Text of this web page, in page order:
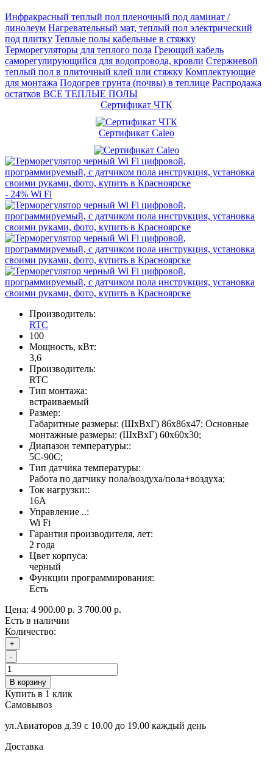
Инфракрасный теплый пол пленочный под ламинат /
линолеум Нагревательный мат, теплый пол электрический
под плитку Теплые полы кабельные в стяжку
Терморегуляторы для теплого пола Греющий кабель
саморегулирующийся для водопровода, кровли Cтержневой
теплый пол в плиточный клей или стяжку Комплектующие
для монтажа Подогрев грунта (почвы) в теплице Распродажа
остатков ВСЕ ТЕПЛЫЕ ПОЛЫ
Сертификат ЧТК
Сертификат Caleo
- 24% Wi Fi
Производитель:
RTC
100
Мощность, кВт:
3,6
Производитель:
RTC
Тип монтажа:
встраиваемый
Размер:
Габаритные размеры: (ШхВхГ) 86х86х47; Основные
монтажные размеры: (ШхВхГ) 60х60х30;
Диапазон температуры::
5С-90С;
Тип датчика температуры:
Работа по датчику пола/воздуха/пола+воздуха;
Ток нагрузки::
16А
Управление ..:
Wi Fi
Гарантия производителя, лет:
2 года
Цвет корпуса:
черный
Функции программирования:
Есть
Цена: 4 900.00 р. 3 700.00 р.
Есть в наличии
Количество:
+
-
В корзину
Купить в 1 клик
Самовывоз
ул.Авиаторов д.39 с 10.00 до 19.00 каждый день
Доставка